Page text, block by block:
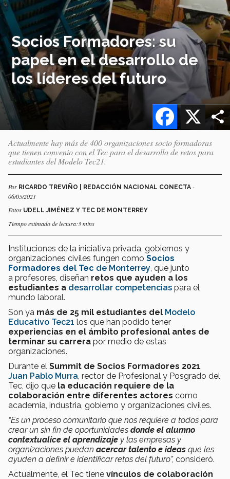
Socios Formadores: su
papel en el desarrollo de
los líderes del futuro
X
Facebook
Actualmente hay más de 400 organizaciones socio formadoras
que tienen convenio con el Tec para el desarrollo de retos para
estudiantes del Modelo Tec21.
Por RICARDO TREVIÑO | REDACCIÓN NACIONAL CONECTA -
06/05/2021
Fotos UDELL JIMÉNEZ Y TEC DE MONTERREY
Tiempo estimado de lectura:3 mins
Instituciones de la iniciativa privada, gobiernos y
organizaciones civiles fungen como Socios
Formadores del Tec de Monterrey , que junto
a profesores, diseñan retos que ayuden a los
estudiantes a desarrollar competencias para el
mundo laboral.
Son ya más de 25 mil estudiantes del Modelo
Educativo Tec21 los que han podido tener
experiencias en el ámbito profesional antes de
terminar su carrera por medio de estas
organizaciones.
Durante el Summit de Socios Formadores 2021
Juan Pablo Murra , rector de Profesional y Posgrado del
Tec, dijo que la educación requiere de la
colaboración entre diferentes actores como
academia, industria, gobierno y organizaciones civiles.
“Es un proceso comunitario que nos requiere a todos para
crear un sin fin de oportunidades donde el alumno
contextualice el aprendizaje y las empresas y
organizaciones puedan acercar talento e ideas que les
ayuden a definir e identificar retos del futuro”, consideró.
Actualmente, el Tec tiene vínculos de colaboración